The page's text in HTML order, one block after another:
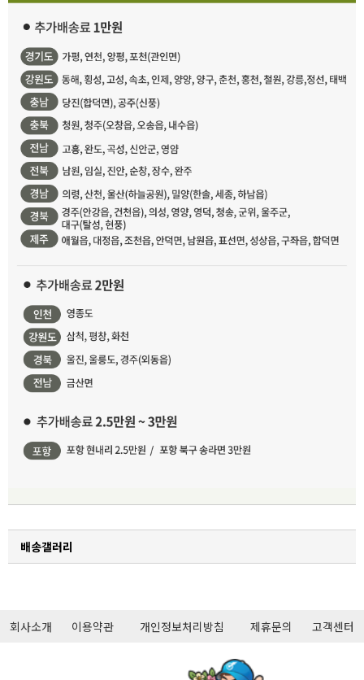
배송갤러리
회사소개 이용약관 개인정보처리방침 제휴문의 고객센터